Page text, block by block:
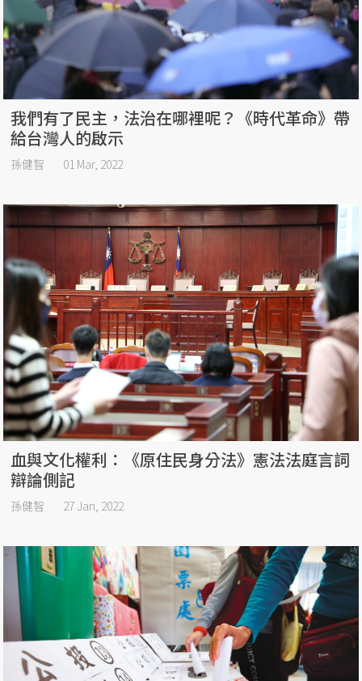
我們有了民主，法治在哪裡呢？《時代革命》帶
給台灣人的啟示
孫健智 01 Mar, 2022
血與文化權利：《原住民身分法》憲法法庭言詞
辯論側記
孫健智 27 Jan, 2022